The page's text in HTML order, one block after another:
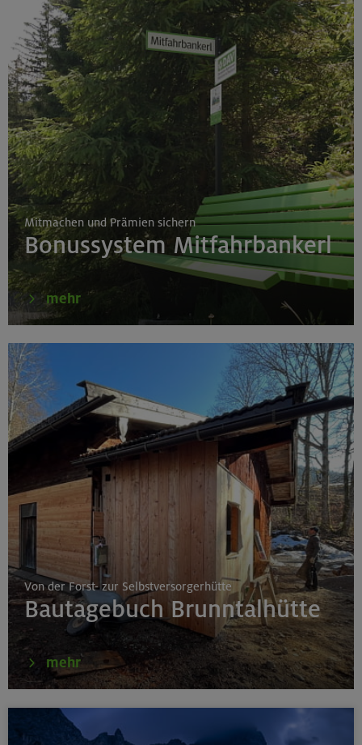
Mitmachen und Prämien sichern
Bonussystem Mitfahrbankerl
mehr
Von der Forst- zur Selbstversorgerhütte
Bautagebuch Brunntalhütte
mehr